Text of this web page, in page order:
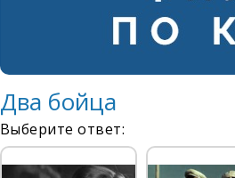
Два бойца
Выберите ответ: